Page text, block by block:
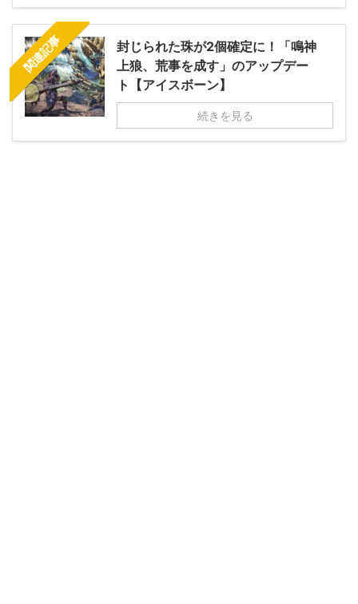
関連記事
封じられた珠が2個確定に！「鳴神
上狼、荒事を成す」のアップデー
ト【アイスボーン】
続きを見る